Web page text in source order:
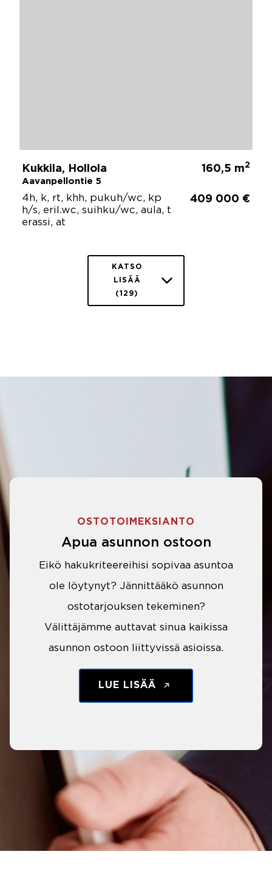
Kukkila, Hollola
Aavanpellontie 5
160,5 m2
4h, k, rt, khh, pukuh/wc, kp
h/s, eril.wc, suihku/wc, aula, t
erassi, at
409 000 €
KATSO
LISÄÄ
(129)
OSTOTOIMEKSIANTO
Apua asunnon ostoon
Eikö hakukriteereihisi sopivaa asuntoa
ole löytynyt? Jännittääkö asunnon
ostotarjouksen tekeminen?
Välittäjämme auttavat sinua kaikissa
asunnon ostoon liittyvissä asioissa.
LUE LISÄÄ